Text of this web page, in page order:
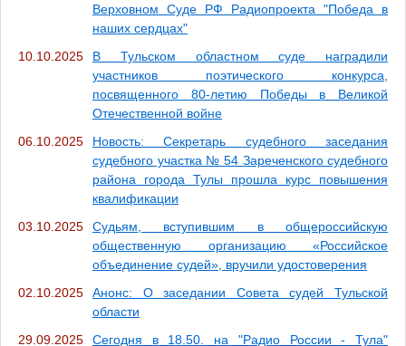
Верховном Суде РФ Радиопроекта "Победа в
наших сердцах"
10.10.2025
В Тульском областном суде наградили
участников поэтического конкурса,
посвященного 80-летию Победы в Великой
Отечественной войне
06.10.2025
Новость: Секретарь судебного заседания
судебного участка № 54 Зареченского судебного
района города Тулы прошла курс повышения
квалификации
03.10.2025
Судьям, вступившим в общероссийскую
общественную организацию «Российское
объединение судей», вручили удостоверения
02.10.2025
Анонс: О заседании Совета судей Тульской
области
29.09.2025
Сегодня в 18.50. на "Радио России - Тула"